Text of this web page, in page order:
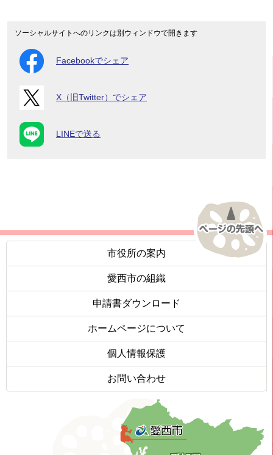
ソーシャルサイトへのリンクは別ウィンドウで開きます
Facebookでシェア
X（旧Twitter）でシェア
LINEで送る
市役所の案内
愛西市の組織
申請書ダウンロード
ホームページについて
個人情報保護
お問い合わせ